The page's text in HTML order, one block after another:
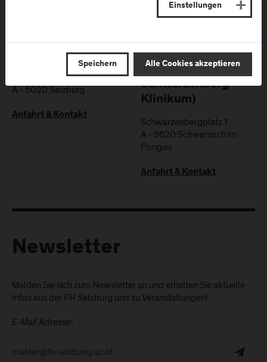
Campus Salzburg
(Uniklinikum LKH)
Müllner Hauptstraße 48
A-5020Salzburg
Anfahrt & Kontakt
Campus
Schwarzach
(Kardinal
Schwarzenberg
Klinikum)
Schwarzenbergplatz 1
A - 5620 Schwarzach im
Pongau
Anfahrt & Kontakt
Newsletter
Melden Sie sich zum Newsletter an und erhalten Sie aktuelle
Infos aus der FH Salzburg und zu Veranstaltungen!
E-Mail Adresse:
Einstellungen
Speichern Alle Cookies akzeptieren